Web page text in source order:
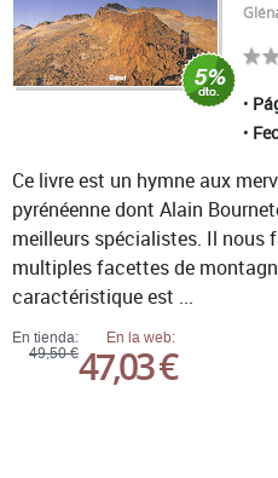
En tienda:
49,50 €
En la web:
47,03 €
Ce livre est un hymne aux
pyrénéenne dont Alain
meilleurs spécialistes. Il nous
multiples facettes de
caractéristique est ...